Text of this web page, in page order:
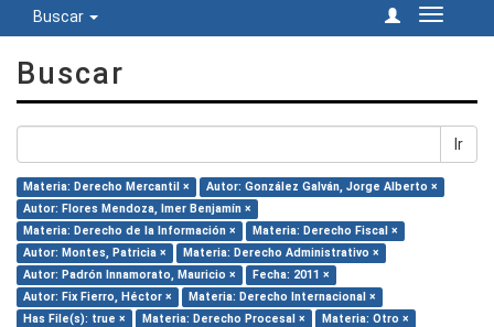
Buscar
Cambiar
Buscar
Ir
Materia: Derecho Mercantil ×
Autor: González Galván, Jorge Alberto ×
Autor: Flores Mendoza, Imer Benjamín ×
Materia: Derecho de la Información ×
Materia: Derecho Fiscal ×
Autor: Montes, Patricia ×
Materia: Derecho Administrativo ×
Autor: Padrón Innamorato, Mauricio ×
Fecha: 2011 ×
Autor: Fix Fierro, Héctor ×
Materia: Derecho Internacional ×
Has File(s): true ×
Materia: Derecho Procesal ×
Materia: Otro ×